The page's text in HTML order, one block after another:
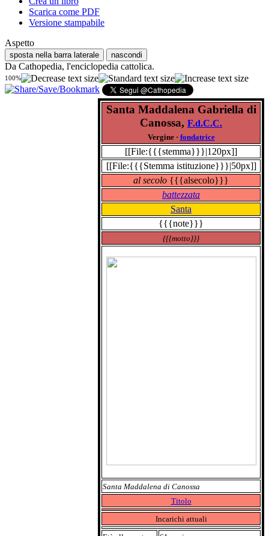
Scarica come PDF
Versione stampabile
Aspetto
sposta nella barra laterale nascondi
Da Cathopedia, l'enciclopedia cattolica.
100%
Santa Maddalena Gabriella di
Canossa, F.d.C.C.
Vergine· fondatrice
[[File:{{{stemma}}}|120px]]
[[File:{{{Stemma istituzione}}}|50px]]
al secolo {{{alsecolo}}}
battezzata
Santa
{{{note}}}
{{{motto}}}
Santa Maddalena di Canossa
Titolo
Incarichi attuali